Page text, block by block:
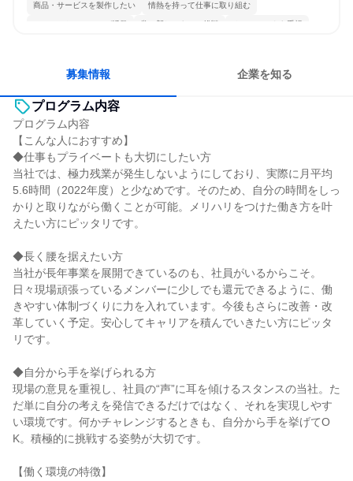
商品・サービスを製作したい 情熱を持って仕事に取り組む
コミュニケーションが活発 常に新しいものに挑戦 チームワークを重視
募集情報 企業を知る
プログラム内容
プログラム内容
【こんな人におすすめ】
◆仕事もプライベートも大切にしたい方
当社では、極力残業が発生しないようにしており、実際に月平均
5.6時間（2022年度）と少なめです。そのため、自分の時間をしっ
かりと取りながら働くことが可能。メリハリをつけた働き方を叶
えたい方にピッタリです。
◆長く腰を据えたい方
当社が長年事業を展開できているのも、社員がいるからこそ。
日々現場頑張っているメンバーに少しでも還元できるように、働
きやすい体制づくりに力を入れています。今後もさらに改善・改
革していく予定。安心してキャリアを積んでいきたい方にピッタ
リです。
◆自分から手を挙げられる方
現場の意見を重視し、社員の“声”に耳を傾けるスタンスの当社。た
だ単に自分の考えを発信できるだけではなく、それを実現しやす
い環境です。何かチャレンジするときも、自分から手を挙げてO
K。積極的に挑戦する姿勢が大切です。
【働く環境の特徴】